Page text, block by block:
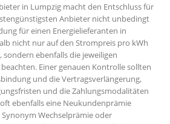
in Lumpzig macht den Entschluss für
Anbieter nicht unbedingt
für einen Energielieferanten in
nicht nur auf den Strompreis pro kWh
sondern ebenfalls die jeweiligen
Einer genauen Kontrolle sollten
und die Vertragsverlängerung,
und die Zahlungsmodalitäten
ebenfalls eine Neukundenprämie
Wechselprämie oder